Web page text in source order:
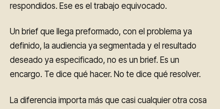
respondidos. Ese es el trabajo equivocado.
Un brief que llega preformado, con el problema ya
definido, la audiencia ya segmentada y el resultado
deseado ya especificado, no es un brief. Es un
encargo. Te dice qué hacer. No te dice qué resolver.
La diferencia importa más que casi cualquier otra cosa